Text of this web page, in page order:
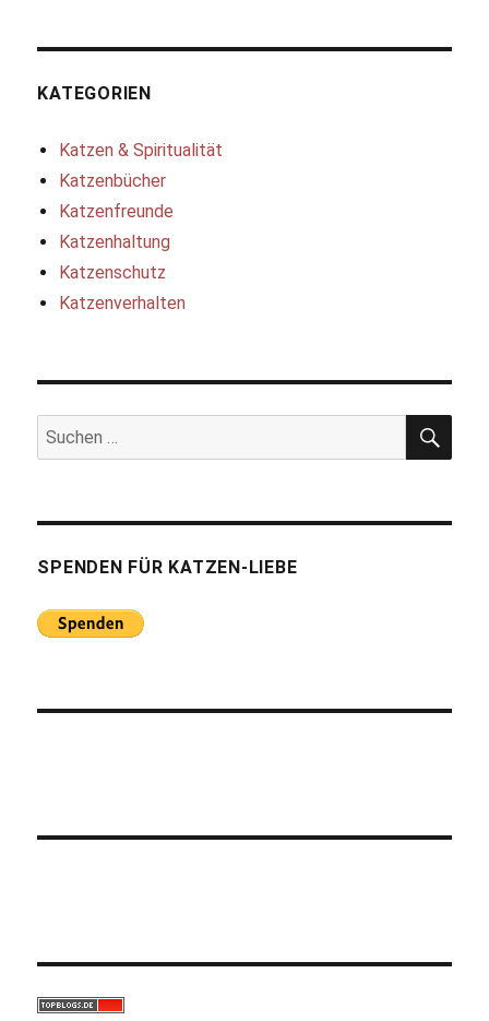
KATEGORIEN
Katzen & Spiritualität
Katzenbücher
Katzenfreunde
Katzenhaltung
Katzenschutz
Katzenverhalten
Suchen
nach:
SPENDEN FÜR KATZEN-LIEBE